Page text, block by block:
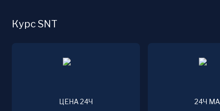
Курс SNT
ЦЕНА 24Ч 24Ч